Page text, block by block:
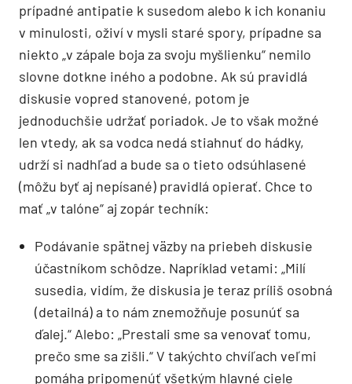
prípadné antipatie k susedom alebo k ich konaniu
v minulosti, oživí v mysli staré spory, prípadne sa
niekto „v zápale boja za svoju myšlienku“ nemilo
slovne dotkne iného a podobne. Ak sú pravidlá
diskusie vopred stanovené, potom je
jednoduchšie udržať poriadok. Je to však možné
len vtedy, ak sa vodca nedá stiahnuť do hádky,
udrží si nadhľad a bude sa o tieto odsúhlasené
(môžu byť aj nepísané) pravidlá opierať. Chce to
mať „v talóne“ aj zopár techník:
Podávanie spätnej väzby na priebeh diskusie
účastníkom schôdze. Napríklad vetami: „Milí
susedia, vidím, že diskusia je teraz príliš osobná
(detailná) a to nám znemožňuje posunúť sa
ďalej.“ Alebo: „Prestali sme sa venovať tomu,
prečo sme sa zišli.“ V takýchto chvíľach veľmi
pomáha pripomenúť všetkým hlavné ciele